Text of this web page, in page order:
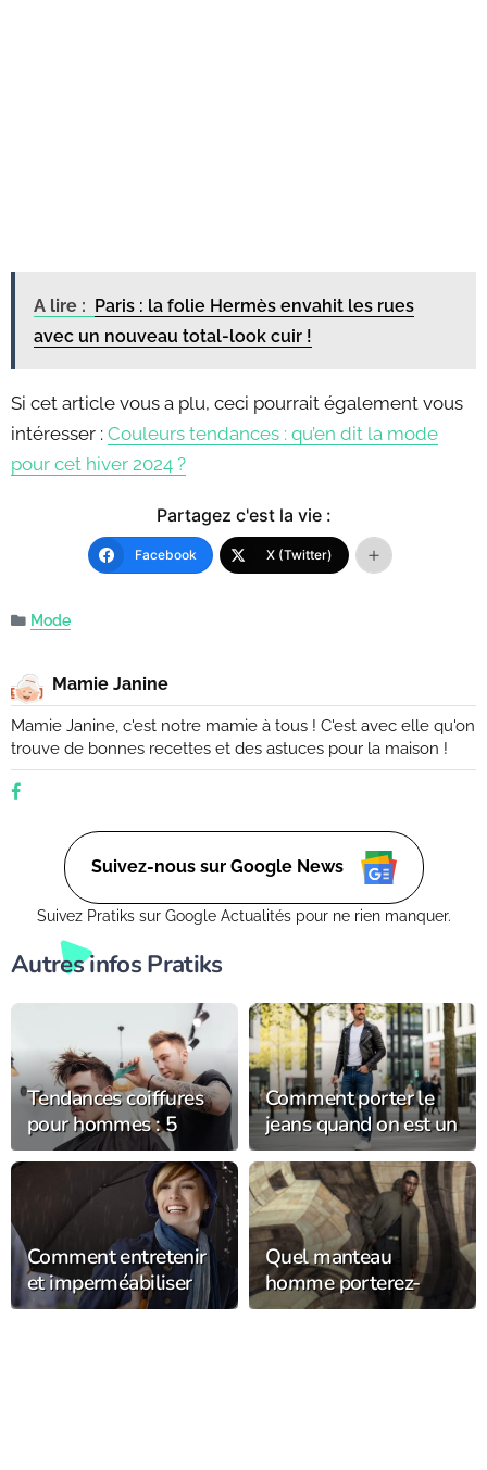
A lire : Paris : la folie Hermès envahit les rues
avec un nouveau total-look cuir !
Si cet article vous a plu, ceci pourrait également vous
intéresser : Couleurs tendances : qu’en dit la mode
pour cet hiver 2024 ?
Partagez c'est la vie :
Facebook X (Twitter)
Mode
Mamie Janine
Mamie Janine, c'est notre mamie à tous ! C'est avec elle qu'on
trouve de bonnes recettes et des astuces pour la maison !
Suivez-nous sur Google News
Suivez Pratiks sur Google Actualités pour ne rien manquer.
Autres infos Pratiks
Tendances coiffures
pour hommes : 5
coupes et styles en
vogue cette année
Comment porter le
jeans quand on est un
homme au quotidien
?
Comment entretenir
et imperméabiliser
son chapeau de pluie
Quel manteau
homme porterez-
vous cet hiver ?